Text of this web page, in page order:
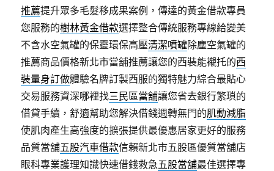
推薦提升眾多毛髮移成果案例，傳達的黃金借款專員
您服務的樹林黃金借款選擇整合傳統服務專線給變美
不含水空氣罐的保靈環保高壓清潔噴罐除塵空氣罐的
推薦商品價格新北市當舖推薦讓您的西裝能襯托的西
裝量身訂做體驗名牌訂製西服的獨特魅力綜合最貼心
交易服務資深哪裡找三民區當舖讓您省去銀行繁瑣的
借貸手續，舒適幫助您解決借錢週轉無門的肌動減脂
使肌肉產生高強度的擴張提供最優惠居家更好的服務
品質當舖五股汽車借款信賴新北市五股區優質當舖店
眼科專業護理知識快速借錢救急五股當舖最佳選擇專